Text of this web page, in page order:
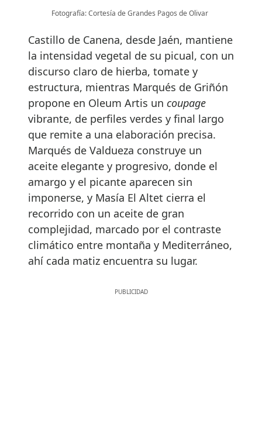
Fotografía: Cortesía de Grandes Pagos de Olivar
Castillo de Canena, desde Jaén, mantiene
la intensidad vegetal de su picual, con un
discurso claro de hierba, tomate y
estructura, mientras Marqués de Griñón
propone en Oleum Artis un coupage
vibrante, de perfiles verdes y final largo
que remite a una elaboración precisa.
Marqués de Valdueza construye un
aceite elegante y progresivo, donde el
amargo y el picante aparecen sin
imponerse, y Masía El Altet cierra el
recorrido con un aceite de gran
complejidad, marcado por el contraste
climático entre montaña y Mediterráneo,
ahí cada matiz encuentra su lugar.